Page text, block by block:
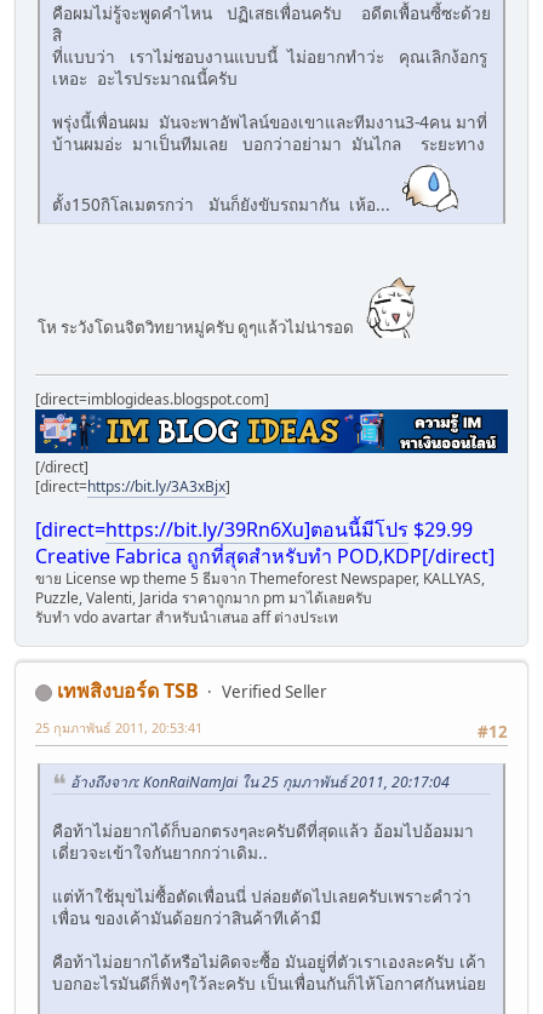
คือผมไม่รู้จะพูดคำไหน ปฏิเสธเพื่อนครับ อดีตเพื้อนซี้ซะด้วย
สิ
ที่แบบว่า เราไม่ชอบงานแบบนี้ ไม่อยากทำว่ะ คุณเลิกง้อกรู
เหอะ อะไรประมาณนี้ครับ
พรุ่งนี้เพื่อนผม มันจะพาอัพไลน์ของเขาและทีมงาน3-4คน มาที่
บ้านผมอ่ะ มาเป็นทีมเลย บอกว่าอย่ามา มันไกล ระยะทาง
ตั้ง150กิโลเมตรกว่า มันก็ยังขับรถมากัน เห้อ...
โห ระวังโดนจิตวิทยาหมู่ครับ ดูๆแล้วไม่น่ารอด
[direct=imblogideas.blogspot.com]
[/direct]
[direct=https://bit.ly/3A3xBjx]
[direct=https://bit.ly/39Rn6Xu]ตอนนี้มีโปร $29.99
Creative Fabrica ถูกที่สุดสำหรับทำ POD,KDP[/direct]
ขาย License wp theme 5 ธีมจา่ก Themeforest Newspaper, KALLYAS,
Puzzle, Valenti, Jarida ราคาถูกมาก pm มาได้เลยครับ
รับทำ vdo avartar สำหรับนำเสนอ aff ต่างประเท
เทพสิงบอร์ด TSB
Verified Seller
#12
25 กุมภาพันธ์ 2011, 20:53:41
อ้างถึงจาก: KonRaiNamJai ใน 25 กุมภาพันธ์ 2011, 20:17:04
คือท้าไม่อยากได้ก็บอกตรงๆละครับดีที่สุดแล้ว อ้อมไปอ้อมมา
เดี่ยวจะเข้าใจกันยากกว่าเดิม..
แต่ท้าใช้มุขไม่ซื้อตัดเพื่อนนี่ ปล่อยตัดไปเลยครับเพราะคำว่า
เพื่อน ของเค้ามันด้อยกว่าสินค้าทีเค้ามี
คือท้าไม่อยากได้หรือไม่คิดจะซื้อ มันอยู่ที่ตัวเราเองละครับ เค้า
บอกอะไรมันดีก็ฟังๆใว้ละครับ เป็นเพื่อนกันก็ไห้โอกาศกันหน่อย